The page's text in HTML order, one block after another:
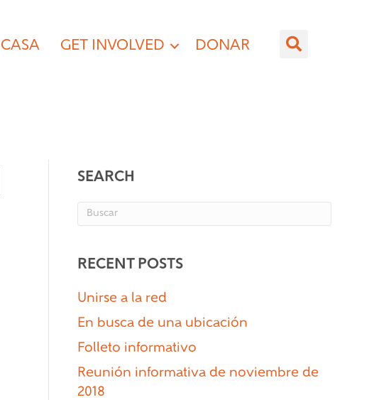
CASA GET INVOLVED DONAR
SEARCH
RECENT POSTS
Unirse a la red
En busca de una ubicación
Folleto informativo
Reunión informativa de noviembre de
2018